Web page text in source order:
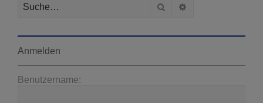
Suche
Anmelden
Benutzername: